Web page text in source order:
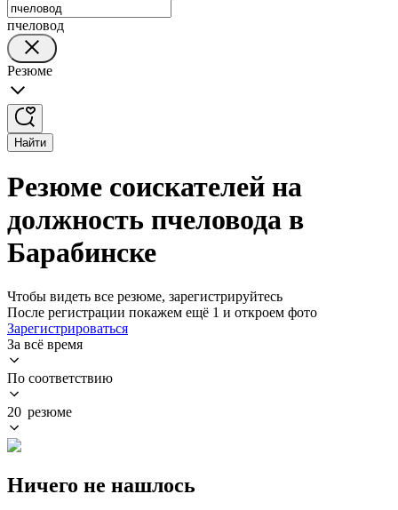
пчеловод
Резюме
Найти
Резюме соискателей на
должность пчеловода в
Барабинске
Чтобы видеть все резюме, зарегистрируйтесь
После регистрации покажем ещё 1 и откроем фото
Зарегистрироваться
За всё время
По соответствию
20 резюме
Ничего не нашлось